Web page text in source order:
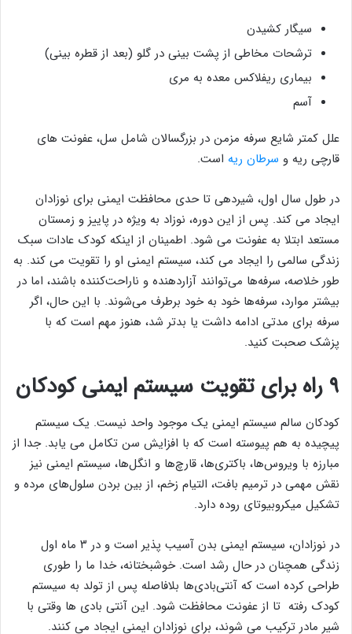
سیگار کشیدن
ترشحات مخاطی از پشت بینی در گلو (بعد از قطره بینی)
بیماری ریفلاکس معده به مری
آسم
علل کمتر شایع سرفه مزمن در بزرگسالان شامل سل، عفونت های
قارچی ریه و سرطان ریه است.
در طول سال اول، شیردهی تا حدی محافظت ایمنی برای نوزادان
ایجاد می کند. پس از این دوره، نوزاد به ویژه در پاییز و زمستان
مستعد ابتلا به عفونت می شود. اطمینان از اینکه کودک عادات سبک
زندگی سالمی را ایجاد می کند، سیستم ایمنی او را تقویت می کند. به
طور خلاصه، سرفه‌ها می‌توانند آزاردهنده و ناراحت‌کننده باشند، اما در
بیشتر موارد، سرفه‌ها خود به خود برطرف می‌شوند. با این حال، اگر
سرفه برای مدتی ادامه داشت یا بدتر شد، هنوز مهم است که با
پزشک صحبت کنید.
۹ راه برای تقویت سیستم ایمنی کودکان
کودکان سالم سیستم ایمنی یک موجود واحد نیست. یک سیستم
پیچیده به هم پیوسته است که با افزایش سن تکامل می یابد. جدا از
مبارزه با ویروس‌ها، باکتری‌ها، قارچ‌ها و انگل‌ها، سیستم ایمنی نیز
نقش مهمی در ترمیم بافت، التیام زخم، از بین بردن سلول‌های مرده و
تشکیل میکروبیوتای روده دارد.
در نوزادان، سیستم ایمنی بدن آسیب پذیر است و در ۳ ماه اول
زندگی همچنان در حال رشد است. خوشبختانه، خدا ما را طوری
طراحی کرده است که آنتی‌بادی‌ها بلافاصله پس از تولد به سیستم
کودک رفته تا از عفونت محافظت شود. این آنتی بادی ها وقتی با
شیر مادر ترکیب می شوند، برای نوزادان ایمنی ایجاد می کنند.